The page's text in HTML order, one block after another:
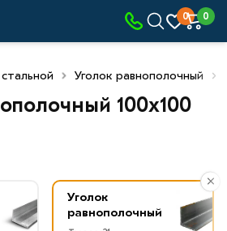
0 0
Уголок равнополочный
100х100
Уголок
равнополочный